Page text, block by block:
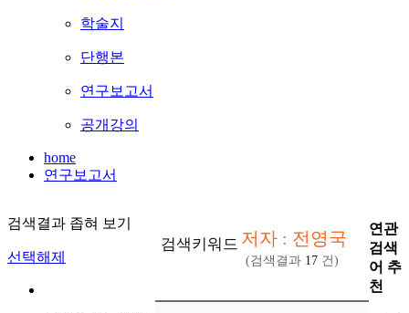
학술지
단행본
연구보고서
공개강의
home
연구보고서
검색결과 좁혀 보기
선택해제
검색키워드 저자 : 전영국
(검색결과 17 건)
연관
검색
어 추
천